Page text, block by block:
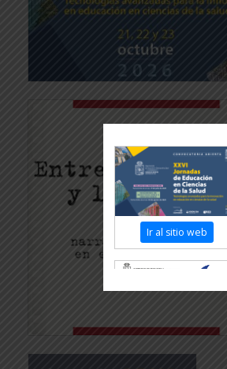
Ir al sitio web